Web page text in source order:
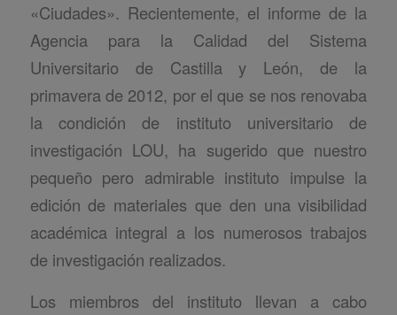
«Ciudades». Recientemente, el informe de la
Agencia para la Calidad del Sistema
Universitario de Castilla y León, de la
primavera de 2012, por el que se nos renovaba
la condición de instituto universitario de
investigación LOU, ha sugerido que nuestro
pequeño pero admirable instituto impulse la
edición de materiales que den una visibilidad
académica integral a los numerosos trabajos
de investigación realizados.
Los miembros del instituto llevan a cabo